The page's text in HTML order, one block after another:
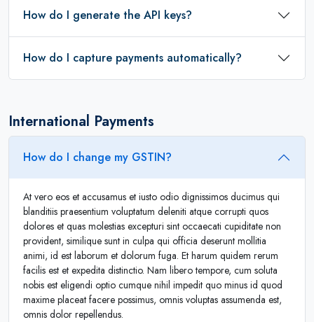
How do I generate the API keys?
How do I capture payments automatically?
International Payments
How do I change my GSTIN?
At vero eos et accusamus et iusto odio dignissimos ducimus qui
blanditiis praesentium voluptatum deleniti atque corrupti quos
dolores et quas molestias excepturi sint occaecati cupiditate non
provident, similique sunt in culpa qui officia deserunt mollitia
animi, id est laborum et dolorum fuga. Et harum quidem rerum
facilis est et expedita distinctio. Nam libero tempore, cum soluta
nobis est eligendi optio cumque nihil impedit quo minus id quod
maxime placeat facere possimus, omnis voluptas assumenda est,
omnis dolor repellendus.